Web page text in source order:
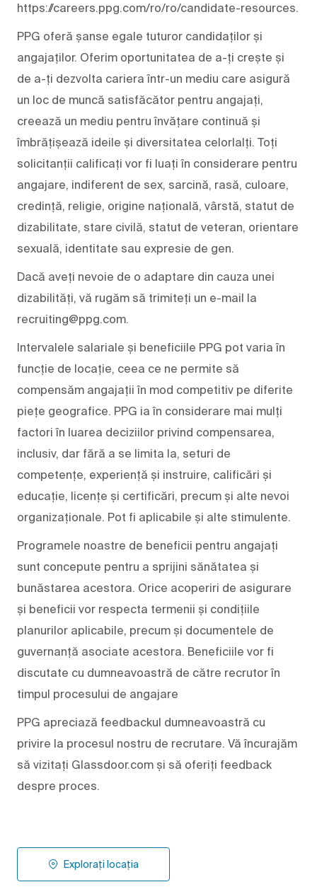
https://careers.ppg.com/ro/ro/candidate-resources.
PPG oferă șanse egale tuturor candidaților și
angajaților. Oferim oportunitatea de a-ți crește și
de a-ți dezvolta cariera într-un mediu care asigură
un loc de muncă satisfăcător pentru angajați,
creează un mediu pentru învățare continuă și
îmbrățișează ideile și diversitatea celorlalți. Toți
solicitanții calificați vor fi luați în considerare pentru
angajare, indiferent de sex, sarcină, rasă, culoare,
credință, religie, origine națională, vârstă, statut de
dizabilitate, stare civilă, statut de veteran, orientare
sexuală, identitate sau expresie de gen.
Dacă aveți nevoie de o adaptare din cauza unei
dizabilități, vă rugăm să trimiteți un e-mail la
recruiting@ppg.com.
Intervalele salariale și beneficiile PPG pot varia în
funcție de locație, ceea ce ne permite să
compensăm angajații în mod competitiv pe diferite
piețe geografice. PPG ia în considerare mai mulți
factori în luarea deciziilor privind compensarea,
inclusiv, dar fără a se limita la, seturi de
competențe, experiență și instruire, calificări și
educație, licențe și certificări, precum și alte nevoi
organizaționale. Pot fi aplicabile și alte stimulente.
Programele noastre de beneficii pentru angajați
sunt concepute pentru a sprijini sănătatea și
bunăstarea acestora. Orice acoperiri de asigurare
și beneficii vor respecta termenii și condițiile
planurilor aplicabile, precum și documentele de
guvernanță asociate acestora. Beneficiile vor fi
discutate cu dumneavoastră de către recrutor în
timpul procesului de angajare
PPG apreciază feedbackul dumneavoastră cu
privire la procesul nostru de recrutare. Vă încurajăm
să vizitați Glassdoor.com și să oferiți feedback
despre proces.
Explorați locația